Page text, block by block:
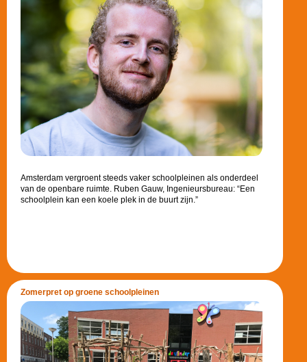
Amsterdam vergroent steeds vaker schoolpleinen als onderdeel
van de openbare ruimte. Ruben Gauw, Ingenieursbureau: “Een
schoolplein kan een koele plek in de buurt zijn.”
Zomerpret op groene schoolpleinen